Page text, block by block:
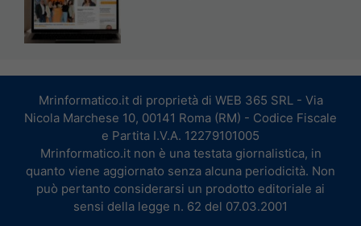
Mrinformatico.it di proprietà di WEB 365 SRL - Via
Nicola Marchese 10, 00141 Roma (RM) - Codice Fiscale
e Partita I.V.A. 12279101005
Mrinformatico.it non è una testata giornalistica, in
quanto viene aggiornato senza alcuna periodicità. Non
può pertanto considerarsi un prodotto editoriale ai
sensi della legge n. 62 del 07.03.2001